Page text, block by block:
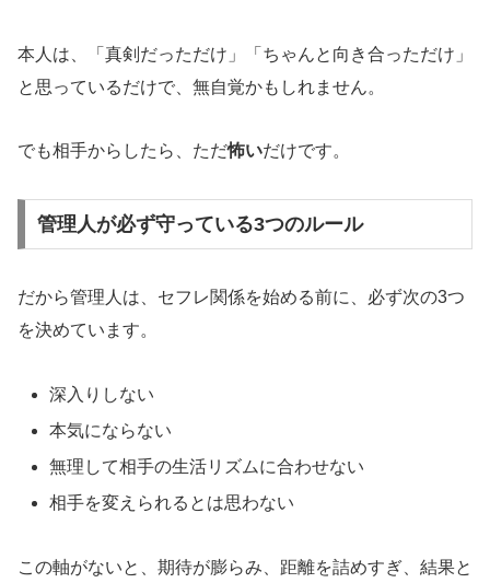
本人は、「真剣だっただけ」「ちゃんと向き合っただけ」
と思っているだけで、無自覚かもしれません。
でも相手からしたら、ただ怖いだけです。
管理人が必ず守っている3つのルール
だから管理人は、セフレ関係を始める前に、必ず次の3つ
を決めています。
深入りしない
本気にならない
無理して相手の生活リズムに合わせない
相手を変えられるとは思わない
この軸がないと、期待が膨らみ、距離を詰めすぎ、結果と